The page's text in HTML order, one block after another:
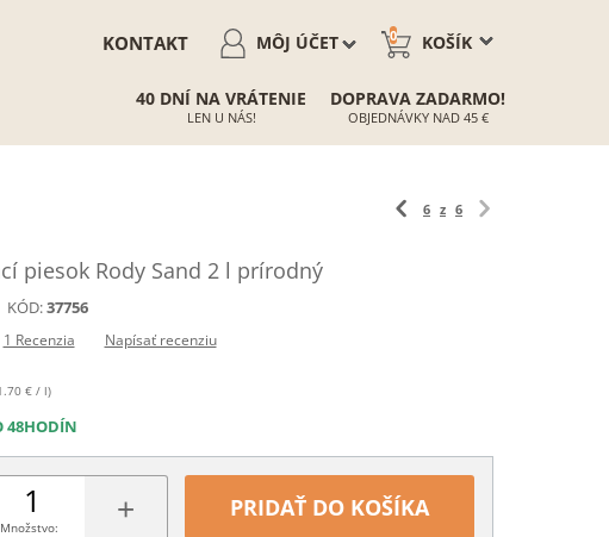
KOŠÍK
0
MÔJ ÚČET
KONTAKT
40 DNÍ NA VRÁTENIE
LEN U NÁS!
DOPRAVA ZADARMO!
OBJEDNÁVKY NAD 45 €
6 z 6
piesok Rody Sand 2 l prírodný
KÓD:37756
1 Recenzia Napísať recenziu
€ / l)
48HODÍN
+
Množstvo:
PRIDAŤ DO KOŠÍKA